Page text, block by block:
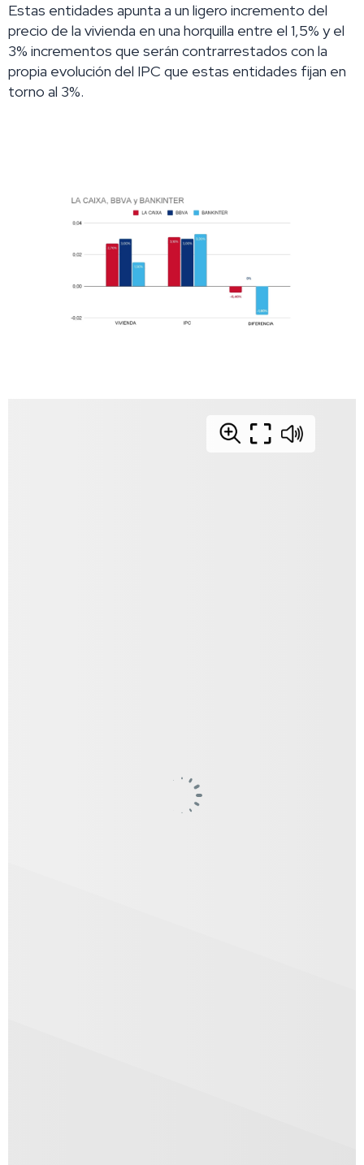
Estas entidades apunta a un ligero incremento del
precio de la vivienda en una horquilla entre el 1,5% y el
3% incrementos que serán contrarrestados con la
propia evolución del IPC que estas entidades fijan en
torno al 3%.